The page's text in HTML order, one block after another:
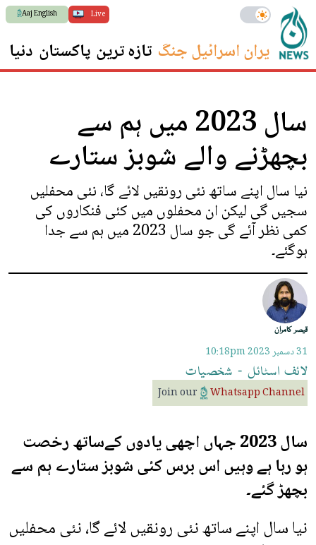
Live
Aaj English
ایران اسرائیل جنگ تازہ ترین پاکستان دنیا
سال 2023 میں ہم سے
بچھڑنے والے شوبز ستارے
نیا سال اپنے ساتھ نئی رونقیں لائے گا، نئی محفلیں
سجیں گی لیکن ان محفلوں میں کئی فنکاروں کی
کمی نظر آئے گی جو سال 2023 میں ہم سے جدا
ہوگئے۔
قیصر کامران
31 دسمبر 2023 10:18pm
لائف اسٹائل - شخصیات
Join our Whatsapp Channel
سال 2023 جہاں اچھی یادوں کےساتھ رخصت
ہو رہا ہے وہیں اس برس کئی شوبز ستارے ہم سے
بچھڑ گئے۔
نیا سال اپنے ساتھ نئی رونقیں لائے گا، نئی محفلیں